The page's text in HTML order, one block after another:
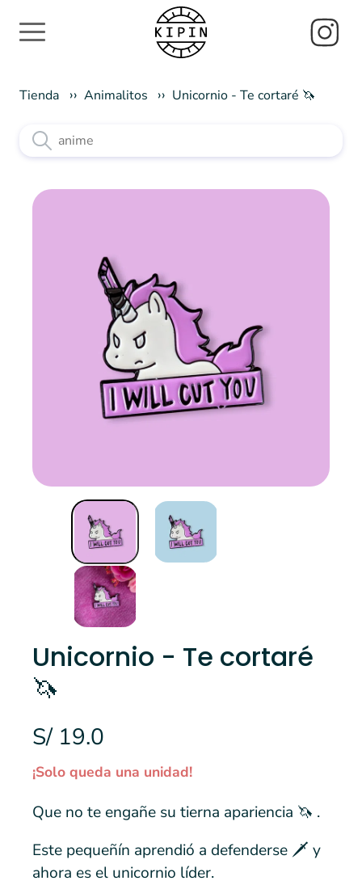
Tienda Animalitos Unicornio - Te cortaré 🦄
Unicornio - Te cortaré
🦄
S/ 19.0
¡Solo queda una unidad!
Que no te engañe su tierna apariencia 🦄 .
Este pequeñín aprendió a defenderse 🗡️ y
ahora es el unicornio líder.